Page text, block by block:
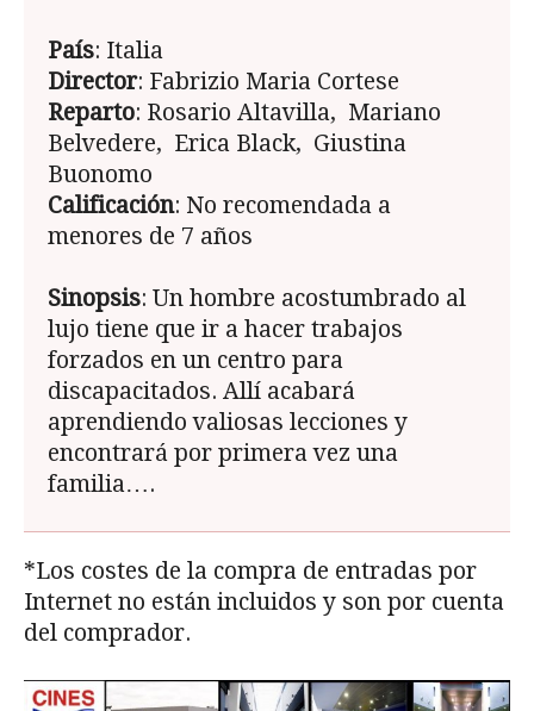
País: Italia
Director: Fabrizio Maria Cortese
Reparto: Rosario Altavilla, Mariano
Belvedere, Erica Black, Giustina
Buonomo
Calificación: No recomendada a
menores de 7 años
Sinopsis: Un hombre acostumbrado al
lujo tiene que ir a hacer trabajos
forzados en un centro para
discapacitados. Allí acabará
aprendiendo valiosas lecciones y
encontrará por primera vez una
familia….
*Los costes de la compra de entradas por
Internet no están incluidos y son por cuenta
del comprador.